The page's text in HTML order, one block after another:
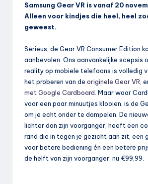
Samsung Gear VR is vanaf 20
Alleen voor kindjes die heel, heel
geweest.
Serieus, de Gear VR Consumer Edition
aanbevolen. Ons aanvankelijke scepsis
reality op mobiele telefoons is volledig
het proberen van de originele Gear VR,
met Google Cardboard. Maar waar
voor een paar minuutjes klooien, is de
om je echt onder te dompelen. De
lichter dan zijn voorganger, heeft een
rand die in tegen je gezicht aan zit, een
voor betere bediening én een betere
de helft van zijn voorganger: nu €99,99.